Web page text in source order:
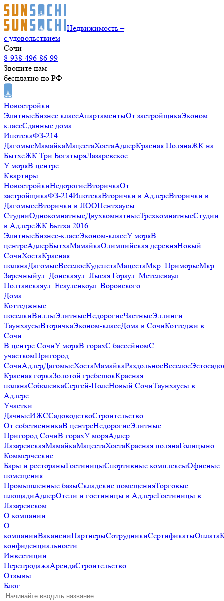
Недвижимость –
с удовольствием
Сочи
8-938-496-86-99
Звоните нам
бесплатно по РФ
Новостройки
ЭлитныеБизнес классАпартаментыОт застройщикаЭконом
классСданные дома
ИпотекаФЗ-214
ДагомысМамайкаМацестаХостаАдлерКрасная ПолянаЖК на
БытхеЖК Три БогатыряЛазаревское
У моряВ центре
Квартиры
НовостройкиНедорогиеВторичкаОт
застройщикаФЗ-214ИпотекаВторички в АдлереВторички в
ДагомысеВторички в ЛООПентхаусы
СтудииОднокомнатныеДвухкомнатныеТрехкомнатныеСтудии
в АдлереЖК Бытха 2016
ЭлитныеБизнес-классЭконом-классУ моряВ
центреАдлерБытхаМамайкаОлимпийская деревняНовый
СочиХостаКрасная
полянаДагомысВеселоеКудепстаМацестаМкр. ПриморьеМкр.
Заречныйул. Донскаяул. Лысая Гораул. Метелеваул.
Полтавскаяул. Есауленкоул. Воровского
Дома
Коттеджные
поселкиВиллыЭлитныеНедорогиеЧастныеЭллинги
ТаунхаусыВторичкаЭконом-классДома в СочиКоттеджи в
Сочи
В центре СочиУ моряВ горахС бассейномС
участкомПригород
СочиАдлерДагомысХостаМамайкаРаздольноеВеселое
Красная горкаЗолотой гребешокКрасная
полянаСоболевкаСергей-ПолеНовый СочиТаунхаусы в
Адлере
Участки
ДачныеИЖССадоводствоСтроительство
От собственникаВ центреНедорогиеЭлитные
Пригород СочиВ горахУ моряАдлер
ЛазаревскаяМамайкаМацестаХостаКрасная полянаГолицыно
Коммерческие
Бары и рестораныГостиницыСпортивные комплексыОфисные
помещения
Промышленные базыСкладские помещенияТорговые
площадиАдлерОтели и гостиницы в АдлереГостиницы в
Лазаревском
О компании
О
компанииВакансииПартнерыСотрудникиСертификатыОплата
конфиденциальности
Инвестиции
ПерепродажаАрендаСтроительство
Отзывы
Блог